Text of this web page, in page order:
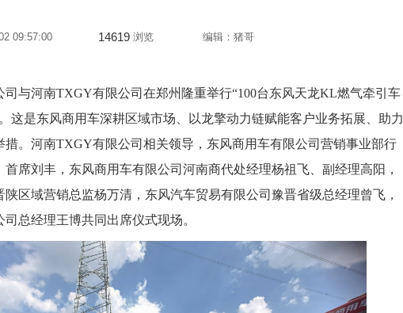
09:57:00 14619 浏览 编辑：猪哥
司与河南TXGY有限公司在郑州隆重举行“100台东风天龙KL燃气牵引车
这是东风商用车深耕区域市场、以龙擎动力链赋能客户业务拓展、助力
措。河南TXGY有限公司相关领导，东风商用车有限公司营销事业部行
席刘丰，东风商用车有限公司河南商代处经理杨祖飞、副经理高阳，
区域营销总监杨万清，东风汽车贸易有限公司豫晋省级总经理曾飞，
总经理王博共同出席仪式现场。